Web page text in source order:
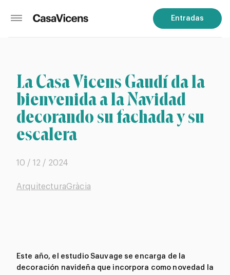
Entradas
La Casa Vicens Gaudí da la
bienvenida a la Navidad
decorando su fachada y su
escalera
10 / 12 / 2024
ArquitecturaGràcia
Este año, el estudio Sauvage se encarga de la
decoración navideña que incorpora como novedad la